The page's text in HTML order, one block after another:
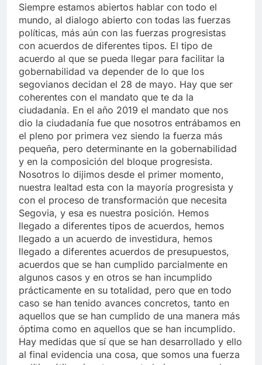
Siempre estamos abiertos hablar con todo el
mundo, al dialogo abierto con todas las fuerzas
políticas, más aún con las fuerzas progresistas
con acuerdos de diferentes tipos. El tipo de
acuerdo al que se pueda llegar para facilitar la
gobernabilidad va depender de lo que los
segovianos decidan el 28 de mayo. Hay que ser
coherentes con el mandato que te da la
ciudadanía. En el año 2019 el mandato que nos
dio la ciudadanía fue que nosotros entrábamos en
el pleno por primera vez siendo la fuerza más
pequeña, pero determinante en la gobernabilidad
y en la composición del bloque progresista.
Nosotros lo dijimos desde el primer momento,
nuestra lealtad esta con la mayoría progresista y
con el proceso de transformación que necesita
Segovia, y esa es nuestra posición. Hemos
llegado a diferentes tipos de acuerdos, hemos
llegado a un acuerdo de investidura, hemos
llegado a diferentes acuerdos de presupuestos,
acuerdos que se han cumplido parcialmente en
algunos casos y en otros se han incumplido
prácticamente en su totalidad, pero que en todo
caso se han tenido avances concretos, tanto en
aquellos que se han cumplido de una manera más
óptima como en aquellos que se han incumplido.
Hay medidas que sí que se han desarrollado y ello
al final evidencia una cosa, que somos una fuerza